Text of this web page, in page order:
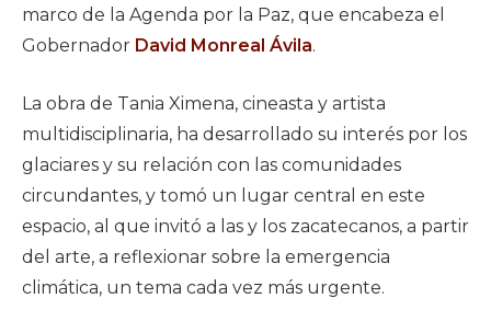
marco de la Agenda por la Paz, que encabeza el
Gobernador David Monreal Ávila.
La obra de Tania Ximena, cineasta y artista
multidisciplinaria, ha desarrollado su interés por los
glaciares y su relación con las comunidades
circundantes, y tomó un lugar central en este
espacio, al que invitó a las y los zacatecanos, a partir
del arte, a reflexionar sobre la emergencia
climática, un tema cada vez más urgente.